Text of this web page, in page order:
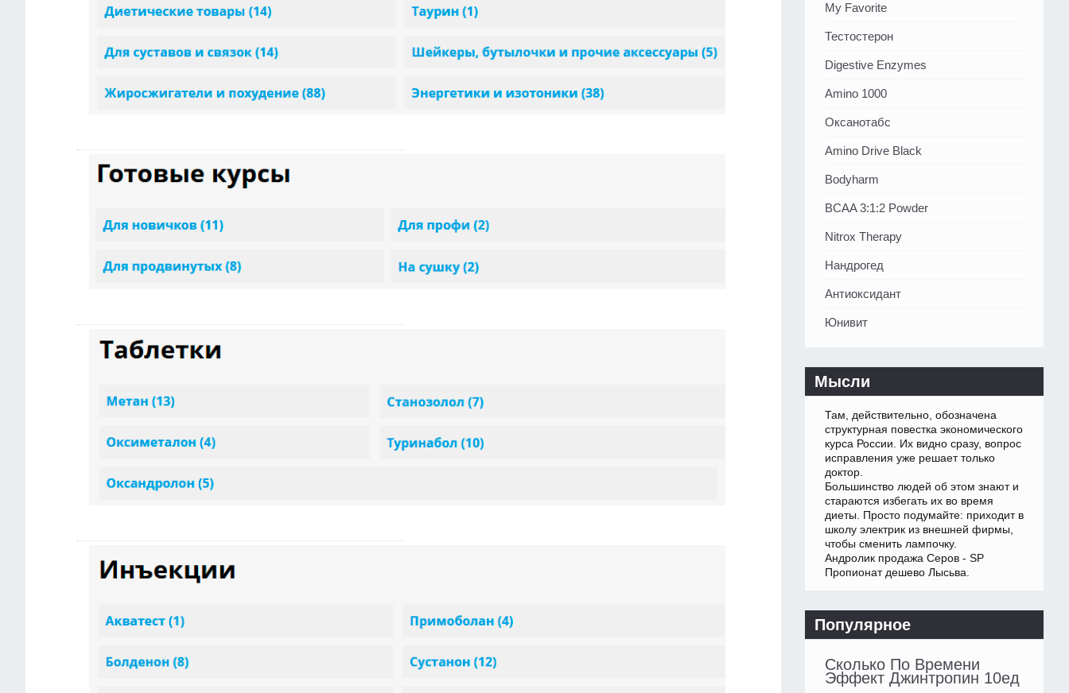
My Favorite
Тестостерон
Digestive Enzymes
Amino 1000
Оксанотабс
Amino Drive Black
Bodyharm
BCAA 3:1:2 Powder
Nitrox Therapy
Нандрогед
Антиоксидант
Юнивит
Мысли
Там, действительно, обозначена
структурная повестка экономического
курса России. Их видно сразу, вопрос
исправления уже решает только
доктор.
Большинство людей об этом знают и
стараются избегать их во время
диеты. Просто подумайте: приходит в
школу электрик из внешней фирмы,
чтобы сменить лампочку.
Андролик продажа Серов - SP
Пропионат дешево Лысьва.
Популярное
Сколько По Времени
Эффект Джинтропин 10ед